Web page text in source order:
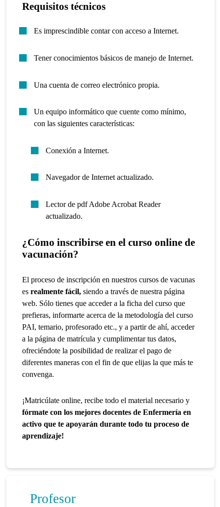
Requisitos técnicos
Es imprescindible contar con acceso a Internet.
Tener conocimientos básicos de manejo de Internet.
Una cuenta de correo electrónico propia.
Un equipo informático que cuente como mínimo,
con las siguientes características:
Conexión a Internet.
Navegador de Internet actualizado.
Lector de pdf Adobe Acrobat Reader
actualizado.
¿Cómo inscribirse en el curso online de
vacunación?
El proceso de inscripción en nuestros cursos de vacunas
esrealmente fácil, siendo a través de nuestra página
web. Sólo tienes que acceder a la ficha del curso que
prefieras, informarte acerca de la metodología del curso
PAI, temario, profesorado etc., y a partir de ahí, acceder
a la página de matrícula y cumplimentar tus datos,
ofreciéndote la posibilidad de realizar el pago de
diferentes maneras con el fin de que elijas la que más te
convenga.
¡Matricúlate online, recibe todo el material necesario y
fórmate con los mejores docentes de Enfermería en
activo que te apoyarán durante todo tu proceso de
aprendizaje!
Profesor